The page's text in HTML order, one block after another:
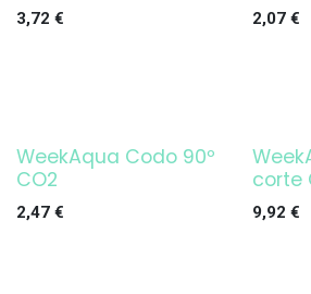
3,72 € 2,07€
WeekAqua Codo 90º
CO2
2,47 €
corte
9,92 €